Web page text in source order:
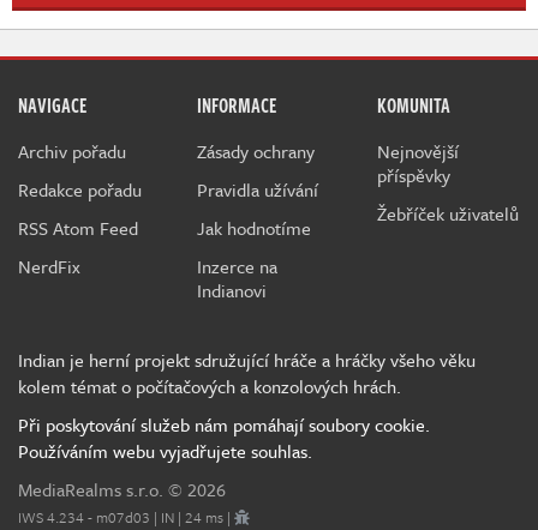
NAVIGACE
Archiv pořadu
Redakce pořadu
RSS Atom Feed
NerdFix
INFORMACE
Zásady ochrany
Pravidla užívání
Jak hodnotíme
Inzerce na
Indianovi
KOMUNITA
Nejnovější
příspěvky
Žebříček uživatelů
Indian je herní projekt sdružující hráče a hráčky všeho věku
kolem témat o počítačových a konzolových hrách.
Při poskytování služeb nám pomáhají soubory cookie.
Používáním webu vyjadřujete souhlas.
MediaRealms s.r.o. © 2026
IWS 4.234 - m07d03 | IN | 24 ms |